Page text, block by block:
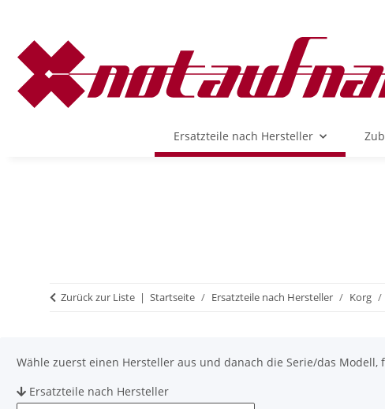
Ersatzteile nach Hersteller
Zurück zur Liste Startseite Ersatzteile nach Hersteller Korg
Wähle zuerst einen Hersteller aus und danach die Serie/das Modell,
Ersatzteile nach Hersteller